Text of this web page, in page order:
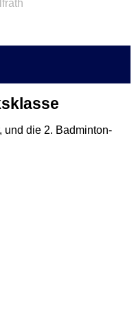
und die 2. Badminton-